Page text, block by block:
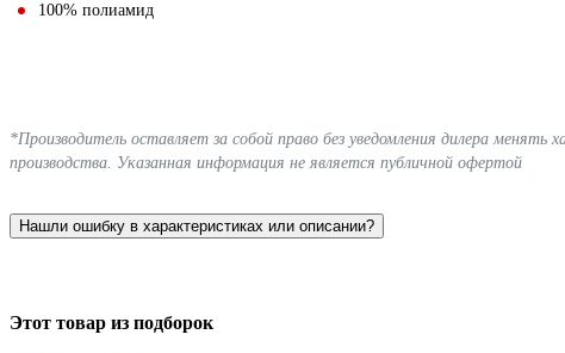
100% полиамид
*Производитель оставляет за собой право без уведомления дилера
производства. Указанная информация не является публичной офертой
Нашли ошибку в характеристиках или описании?
Этот товар из подборок